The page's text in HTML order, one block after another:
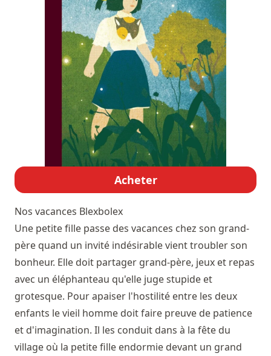
Acheter
Nos vacances Blexbolex
Une petite fille passe des vacances chez son grand-
père quand un invité indésirable vient troubler son
bonheur. Elle doit partager grand-père, jeux et repas
avec un éléphanteau qu'elle juge stupide et
grotesque. Pour apaiser l'hostilité entre les deux
enfants le vieil homme doit faire preuve de patience
et d'imagination. Il les conduit dans à la fête du
village où la petite fille endormie devant un grand